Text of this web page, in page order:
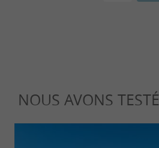
NOUS AVONS TESTÉ